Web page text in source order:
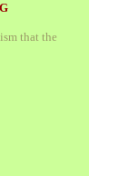
that the